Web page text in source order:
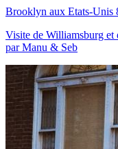
Brooklyn aux Etats-Unis
Visite de Williamsburg et
par Manu & Seb